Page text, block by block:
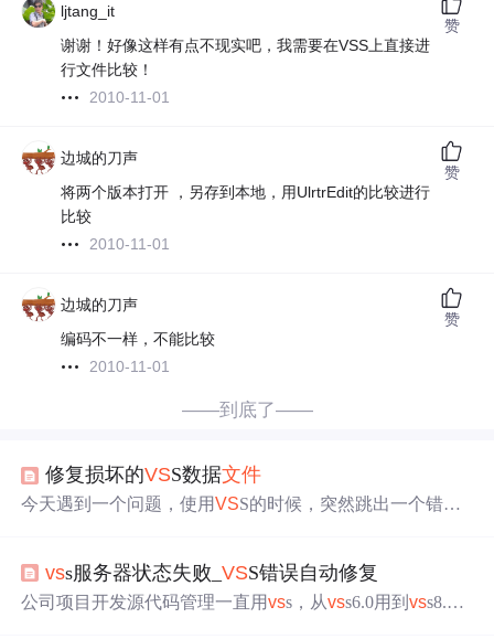
ljtang_it
谢谢！好像这样有点不现实吧，我需要在VSS上直接进
行文件比较！
2010-11-01
赞
边城的刀声
将两个版本打开 ，另存到本地，用UlrtrEdit的比较进行
比较
2010-11-01
赞
边城的刀声
编码不一样，不能比较
2010-11-01
赞
——到底了——
修复损坏的VSS数据文件
今天遇到一个问题，使用VSS的时候，突然跳出一个错
作： - 删除这个分支 ... 失败 - 重新命名这个分支 ... 失
败 - 用archive的备份档来恢复这个分支 ... 失败发现都没
vss服务器状态失败_VSS错误自动修复
公司项目开发源代码管理一直用vss，从vss6.0用到vss8.0(v